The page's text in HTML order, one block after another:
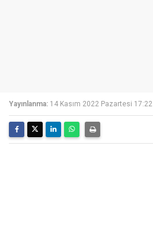
Yayınlanma: 14 Kasım 2022 Pazartesi 17:22